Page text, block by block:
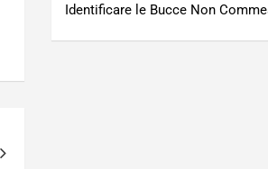
Identificare le Bucce Non